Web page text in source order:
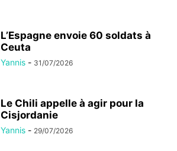
L’Espagne envoie 60 soldats à
Ceuta
Yannis - 31/07/2026
Le Chili appelle à agir pour la
Cisjordanie
Yannis - 29/07/2026